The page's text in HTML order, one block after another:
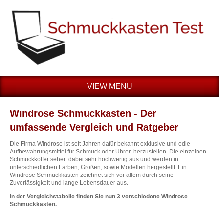
VIEW MENU
Windrose Schmuckkasten - Der
umfassende Vergleich und Ratgeber
Die Firma Windrose ist seit Jahren dafür bekannt exklusive und edle
Aufbewahrungsmittel für Schmuck oder Uhren herzustellen. Die einzelnen
Schmuckkoffer sehen dabei sehr hochwertig aus und werden in
unterschiedlichen Farben, Größen, sowie Modellen hergestellt. Ein
Windrose Schmuckkasten zeichnet sich vor allem durch seine
Zuverlässigkeit und lange Lebensdauer aus.
In der Vergleichstabelle finden Sie nun 3 verschiedene Windrose
Schmuckkästen.